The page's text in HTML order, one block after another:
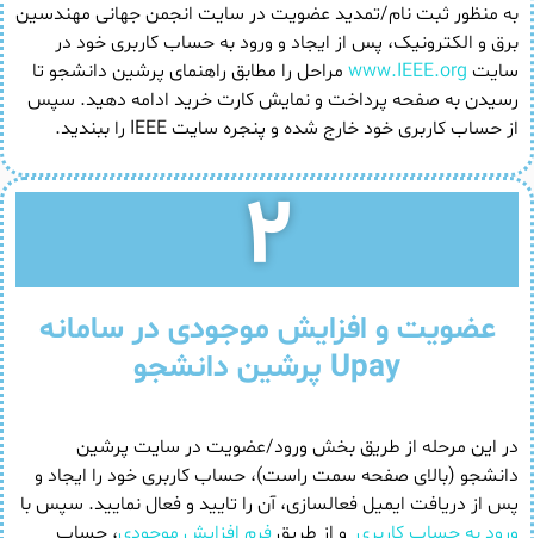
به منظور ثبت نام/تمدید عضویت در سایت انجمن جهانی مهندسین
برق و الکترونیک، پس از ایجاد و ورود به حساب کاربری خود در
سایت www.IEEE.org مراحل را مطابق راهنمای پرشین دانشجو تا
رسیدن به صفحه پرداخت و نمایش کارت خرید ادامه دهید. سپس
از حساب کاربری خود خارج شده و پنجره سایت IEEE را ببندید.
۲
عضویت و افزایش موجودی در سامانه
Upay پرشین دانشجو
در این مرحله از طریق بخش ورود/عضویت در سایت پرشین
دانشجو (بالای صفحه سمت راست)، حساب کاربری خود را ایجاد و
پس از دریافت ایمیل فعالسازی، آن را تایید و فعال نمایید. سپس با